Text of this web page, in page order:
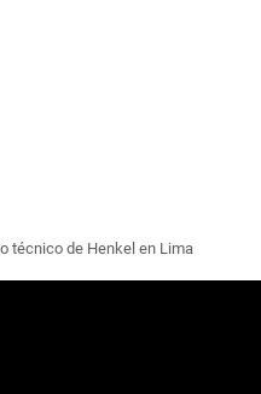
técnico de Henkel en Lima